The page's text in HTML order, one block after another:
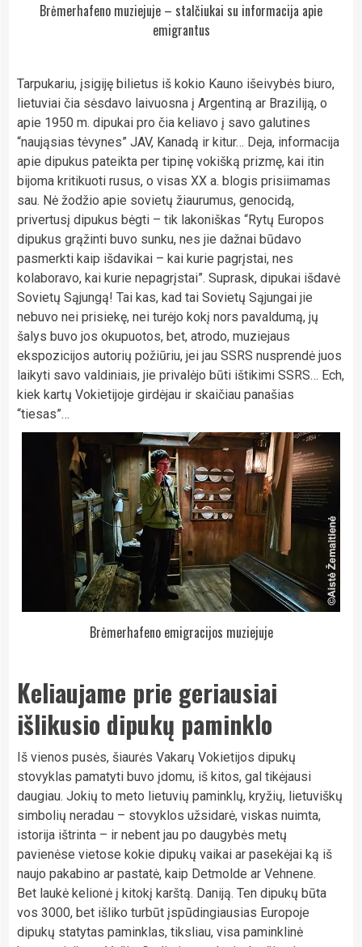
Brėmerhafeno muziejuje – stalčiukai su informacija apie
emigrantus
Tarpukariu, įsigiję bilietus iš kokio Kauno išeivybės biuro,
lietuviai čia sėsdavo laivuosna į Argentiną ar Braziliją, o
apie 1950 m. dipukai pro čia keliavo į savo galutines
“naująsias tėvynes” JAV, Kanadą ir kitur… Deja, informacija
apie dipukus pateikta per tipinę vokišką prizmę, kai itin
bijoma kritikuoti rusus, o visas XX a. blogis prisiimamas
sau. Nė žodžio apie sovietų žiaurumus, genocidą,
privertusį dipukus bėgti – tik lakoniškas “Rytų Europos
dipukus grąžinti buvo sunku, nes jie dažnai būdavo
pasmerkti kaip išdavikai – kai kurie pagrįstai, nes
kolaboravo, kai kurie nepagrįstai”. Suprask, dipukai išdavė
Sovietų Sąjungą! Tai kas, kad tai Sovietų Sąjungai jie
nebuvo nei prisiekę, nei turėjo kokį nors pavaldumą, jų
šalys buvo jos okupuotos, bet, atrodo, muziejaus
ekspozicijos autorių požiūriu, jei jau SSRS nusprendė juos
laikyti savo valdiniais, jie privalėjo būti ištikimi SSRS… Ech,
kiek kartų Vokietijoje girdėjau ir skaičiau panašias
“tiesas”…
Brėmerhafeno emigracijos muziejuje
Keliaujame prie geriausiai
išlikusio dipukų paminklo
Iš vienos pusės, šiaurės Vakarų Vokietijos dipukų
stovyklas pamatyti buvo įdomu, iš kitos, gal tikėjausi
daugiau. Jokių to meto lietuvių paminklų, kryžių, lietuviškų
simbolių neradau – stovyklos užsidarė, viskas nuimta,
istorija ištrinta – ir nebent jau po daugybės metų
pavienėse vietose kokie dipukų vaikai ar pasekėjai ką iš
naujo pakabino ar pastatė, kaip Detmolde ar Vehnene.
Bet laukė kelionė į kitokį karštą. Daniją. Ten dipukų būta
vos 3000, bet išliko turbūt įspūdingiausias Europoje
dipukų statytas paminklas, tiksliau, visa paminklinė